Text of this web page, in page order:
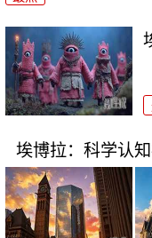
埃博拉：科学认